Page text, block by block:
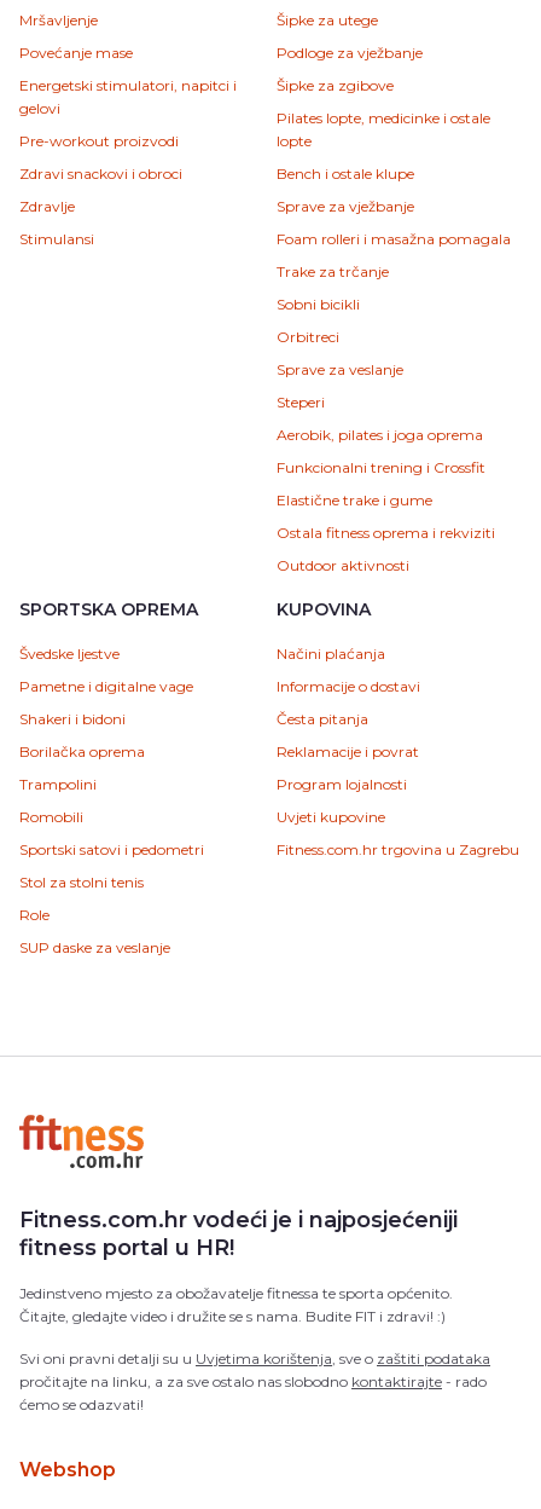
Mršavljenje
Povećanje mase
Energetski stimulatori, napitci i
gelovi
Pre-workout proizvodi
Zdravi snackovi i obroci
Zdravlje
Stimulansi
Šipke za utege
Podloge za vježbanje
Šipke za zgibove
Pilates lopte, medicinke i ostale
lopte
Bench i ostale klupe
Sprave za vježbanje
Foam rolleri i masažna pomagala
Trake za trčanje
Sobni bicikli
Orbitreci
Sprave za veslanje
Steperi
Aerobik, pilates i joga oprema
Funkcionalni trening i Crossfit
Elastične trake i gume
Ostala fitness oprema i rekviziti
Outdoor aktivnosti
SPORTSKA OPREMA
Švedske ljestve
Pametne i digitalne vage
Shakeri i bidoni
Borilačka oprema
Trampolini
Romobili
Sportski satovi i pedometri
Stol za stolni tenis
Role
SUP daske za veslanje
KUPOVINA
Načini plaćanja
Informacije o dostavi
Česta pitanja
Reklamacije i povrat
Program lojalnosti
Uvjeti kupovine
Fitness.com.hr trgovina u Zagrebu
Fitness.com.hr vodeći je i najposjećeniji
fitness portal u HR!
Jedinstveno mjesto za obožavatelje fitnessa te sporta općenito.
Čitajte, gledajte video i družite se s nama. Budite FIT i zdravi! :)
Svi oni pravni detalji su u Uvjetima korištenja, sve o zaštiti podataka
pročitajte na linku, a za sve ostalo nas slobodno kontaktirajte - rado
ćemo se odazvati!
Webshop